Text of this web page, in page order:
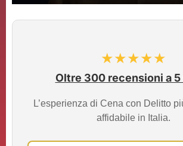
★★★★★
Oltre 300 recensioni a
L’esperienza di Cena con Delitto
affidabile in Italia.